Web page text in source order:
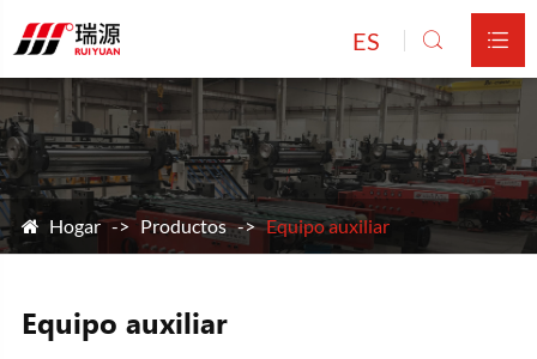
ES  
Hogar Productos Equipo auxiliar
Equipo auxiliar